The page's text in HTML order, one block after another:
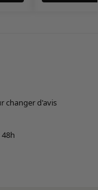
changer d'avis